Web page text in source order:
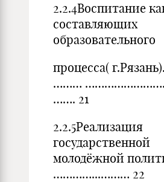
2.2.4Воспитание
составляющих
образовательного
процесса(
………
……. 21
2.2.5Реализация
государственной
молодёжной
…………...……… 22